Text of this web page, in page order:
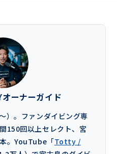
ーナーガイド
）。ファンダイビング専
150回以上セレクト、宮
。YouTube「Totty /